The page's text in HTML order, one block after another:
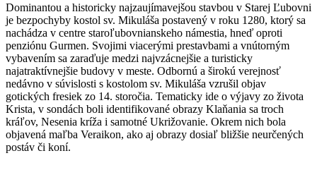
Dominantou a historicky najzaujímavejšou stavbou v Starej Ľubovni
je bezpochyby kostol sv. Mikuláša postavený v roku 1280, ktorý sa
nachádza v centre staroľubovnianskeho námestia, hneď oproti
penziónu Gurmen. Svojimi viacerými prestavbami a vnútorným
vybavením sa zaraďuje medzi najvzácnejšie a turisticky
najatraktívnejšie budovy v meste. Odbornú a širokú verejnosť
nedávno v súvislosti s kostolom sv. Mikuláša vzrušil objav
gotických fresiek zo 14. storočia. Tematicky ide o výjavy zo života
Krista, v sondách boli identifikované obrazy Klaňania sa troch
kráľov, Nesenia kríža i samotné Ukrižovanie. Okrem nich bola
objavená maľba Veraikon, ako aj obrazy dosiaľ bližšie neurčených
postáv či koní.